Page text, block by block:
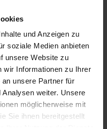
und Anzeigen zu
soziale Medien anbieten
unsere Website zu
wir Informationen zu Ihrer
unsere Partner für
weiter. Unsere
möglicherweise mit
Sie ihnen bereitgestellt